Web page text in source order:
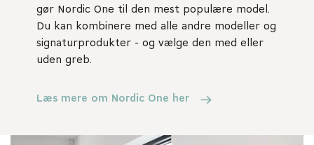
gør Nordic One til den mest populære model.
Du kan kombinere med alle andre modeller og
signaturprodukter - og vælge den med eller
uden greb.
Læs mere om Nordic One her